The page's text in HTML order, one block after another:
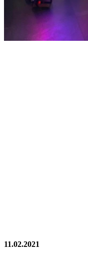
11.02.2021